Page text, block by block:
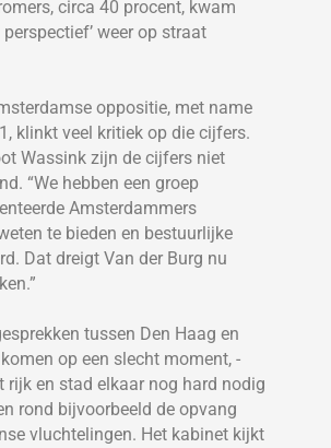
circa 40 procent, kwam
perspectief’ weer op straat
oppositie, met name
klinkt veel kritiek op die cijfers.
Wassink zijn de cijfers niet
“We hebben een groep
Amsterdammers
te bieden en bestuurlijke
Dat dreigt Van der Burg nu
tussen Den Haag en
op een slecht moment,
rijk en stad elkaar nog hard nodig
rond bijvoorbeeld de opvang
vluchtelingen. Het kabinet kijkt